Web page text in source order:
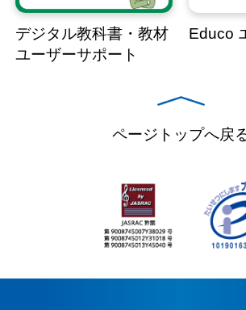
デジタル教科書・教材
ユーザーサポート
Educo
ページトップへ戻